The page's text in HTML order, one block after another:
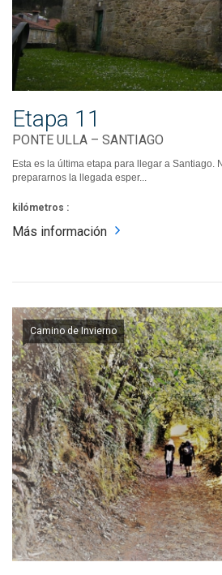
Etapa 11
PONTE ULLA – SANTIAGO
Esta es la última etapa para llegar a Santiago.
prepararnos la llegada esper...
kilómetros :
Más información
Camino de Invierno